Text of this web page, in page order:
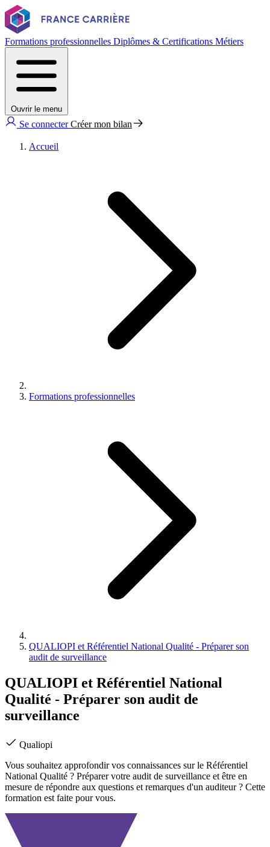
Formations professionnelles Diplômes & Certifications Métiers
Ouvrir le menu
Se connecterCréer mon bilan
Accueil
Formations professionnelles
QUALIOPI et Référentiel National Qualité - Préparer son
audit de surveillance
QUALIOPI et Référentiel National
Qualité - Préparer son audit de
surveillance
Qualiopi
Vous souhaitez approfondir vos connaissances sur le Référentiel
National Qualité ? Préparer votre audit de surveillance et être en
mesure de répondre aux questions et remarques d'un auditeur ? Cette
formation est faite pour vous.